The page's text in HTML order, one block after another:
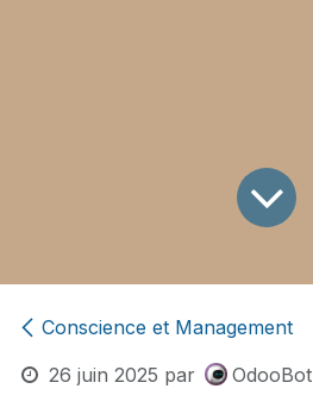
Conscience et Management
26 juin 2025 par OdooBot